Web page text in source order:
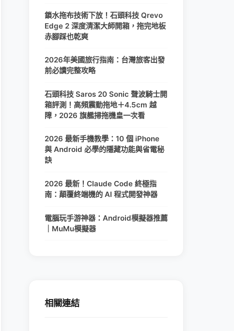
鎖水拖布技術下放！石頭科技 Qrevo
Edge 2 深度清潔大師開箱，拖完地板
赤腳踩也乾爽
2026年美國旅行指南：台灣旅客出發
前必讀完整攻略
石頭科技 Saros 20 Sonic 聲波騎士開
箱評測！高頻震動拖地＋4.5cm 越
障，2026 旗艦掃拖機皇一次看
2026 最新手機教學：10 個 iPhone
與 Android 必學的隱藏功能與省電秘
訣
2026 最新！Claude Code 終極指
南：顛覆終端機的 AI 程式開發神器
電腦玩手游神器：Android模擬器推薦
｜MuMu模擬器
相關連結